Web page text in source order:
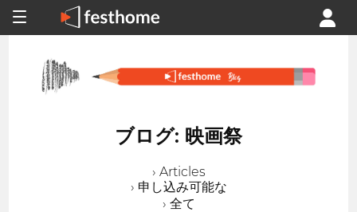
ブログ: 映画祭
› Articles
› 申し込み可能な
› 全て